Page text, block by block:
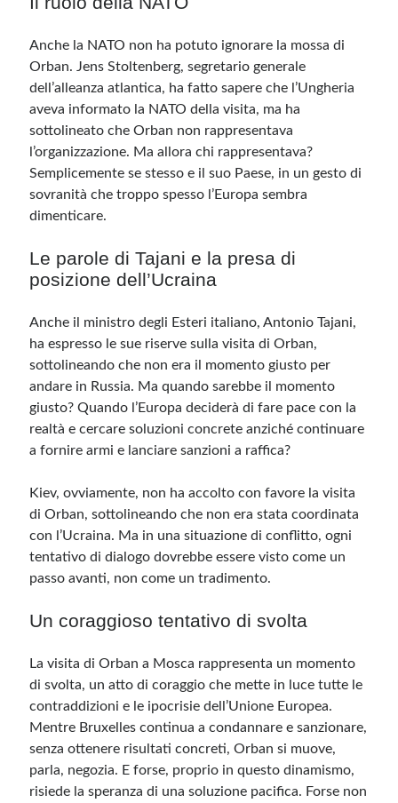
Anche la NATO non ha potuto ignorare la mossa di
Orban. Jens Stoltenberg, segretario generale
dell’alleanza atlantica, ha fatto sapere che l’Ungheria
aveva informato la NATO della visita, ma ha
sottolineato che Orban non rappresentava
l’organizzazione. Ma allora chi rappresentava?
Semplicemente se stesso e il suo Paese, in un gesto di
sovranità che troppo spesso l’Europa sembra
dimenticare.
Le parole di Tajani e la presa di
posizione dell’Ucraina
Anche il ministro degli Esteri italiano, Antonio Tajani,
ha espresso le sue riserve sulla visita di Orban,
sottolineando che non era il momento giusto per
andare in Russia. Ma quando sarebbe il momento
giusto? Quando l’Europa deciderà di fare pace con la
realtà e cercare soluzioni concrete anziché continuare
a fornire armi e lanciare sanzioni a raffica?
Kiev, ovviamente, non ha accolto con favore la visita
di Orban, sottolineando che non era stata coordinata
con l’Ucraina. Ma in una situazione di conflitto, ogni
tentativo di dialogo dovrebbe essere visto come un
passo avanti, non come un tradimento.
Un coraggioso tentativo di svolta
La visita di Orban a Mosca rappresenta un momento
di svolta, un atto di coraggio che mette in luce tutte le
contraddizioni e le ipocrisie dell’Unione Europea.
Mentre Bruxelles continua a condannare e sanzionare,
senza ottenere risultati concreti, Orban si muove,
parla, negozia. E forse, proprio in questo dinamismo,
risiede la speranza di una soluzione pacifica. Forse non